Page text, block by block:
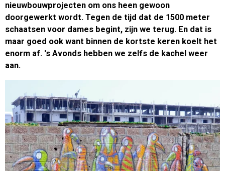
nieuwbouwprojecten om ons heen gewoon
doorgewerkt wordt. Tegen de tijd dat de 1500 meter
schaatsen voor dames begint, zijn we terug. En dat is
maar goed ook want binnen de kortste keren koelt het
enorm af. 's Avonds hebben we zelfs de kachel weer
aan.